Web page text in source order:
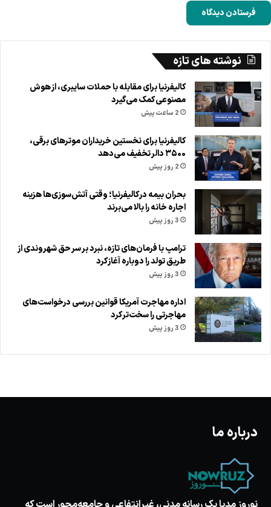
نوشته های تازه
کالیفرنیا برای مقابله با حملات سایبری، از هوش
مصنوعی کمک می‌گیرد
2 ساعت پیش
کالیفرنیا برای نخستین خریداران موترهای برقی،
۳۵۰۰ دالر تخفیف می‌دهد
2 روز پیش
بحران بیمه در کالیفرنیا؛ وقتی آتش‌سوزی‌ها هزینه
اجاره خانه را بالا می‌برند
3 روز پیش
ترامپ با فرمان‌های تازه، نبرد بر سر حق شهروندی از
طریق تولد را دوباره آغاز کرد
3 روز پیش
اداره مهاجرت آمریکا قوانین بررسی درخواست‌های
مهاجرتی را سخت‌تر کرد
3 روز پیش
درباره ما